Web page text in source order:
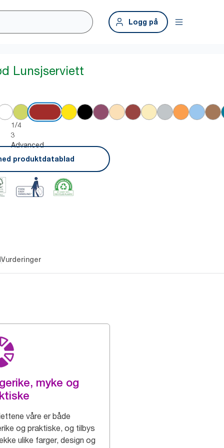
Logg på
Lunsjserviett
1/4
3
Advanced
produktdatablad
Vurderinger
myke og
våre er både
og praktiske, og tilbys
ulike farger, design og